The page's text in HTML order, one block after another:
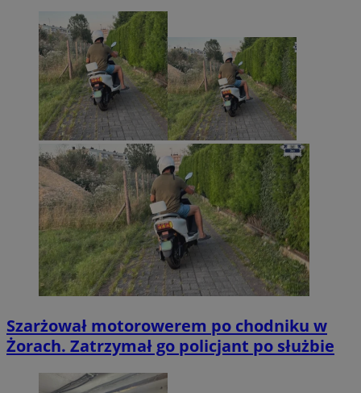
Szarżował motorowerem po chodniku w
Żorach. Zatrzymał go policjant po służbie